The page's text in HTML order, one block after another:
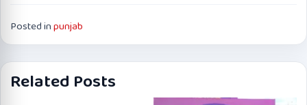
Posted inpunjab
Related Posts